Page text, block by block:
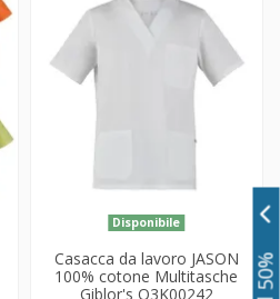
Disponibile
Casacca da lavoro JASON
100% cotone Multitasche
Giblor's Q3K00242